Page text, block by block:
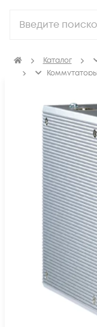
Каталог
Коммутаторы